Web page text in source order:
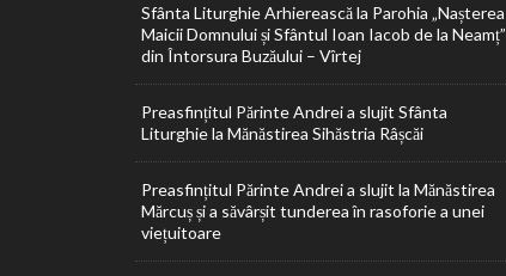
Sfânta Liturghie Arhierească la Parohia „Nașterea
Maicii Domnului și Sfântul Ioan Iacob de la Neamț”
din Întorsura Buzăului – Vîrtej
Preasfințitul Părinte Andrei a slujit Sfânta
Liturghie la Mănăstirea Sihăstria Râșcăi
Preasfințitul Părinte Andrei a slujit la Mănăstirea
Mărcuș și a săvârșit tunderea în rasoforie a unei
viețuitoare